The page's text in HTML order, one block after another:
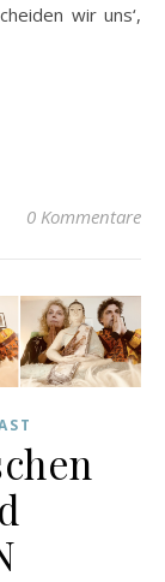
wir uns‘,
0 Kommentare